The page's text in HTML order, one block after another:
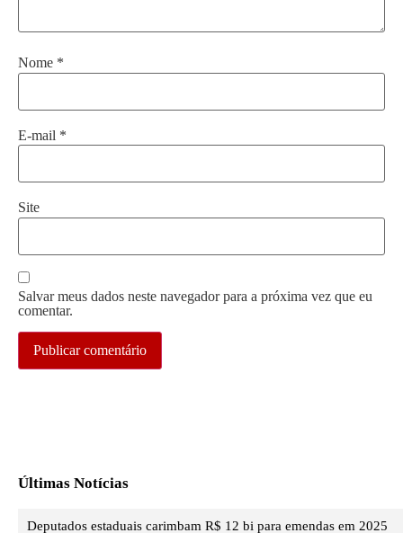
Nome *
E-mail *
Site
Salvar meus dados neste navegador para a próxima vez que eu
comentar.
Últimas Notícias
Deputados estaduais carimbam R$ 12 bi para emendas em 2025